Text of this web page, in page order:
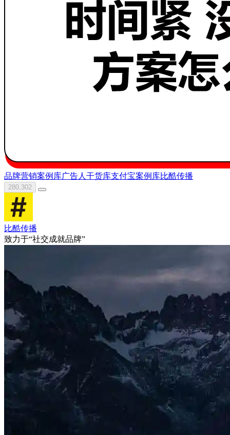
品牌营销案例库广告人干货库支付宝案例库比酷传播
280,302
比酷传播
致力于“社交成就品牌”